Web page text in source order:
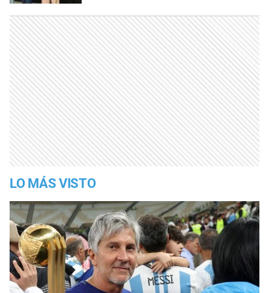
LO MÁS VISTO